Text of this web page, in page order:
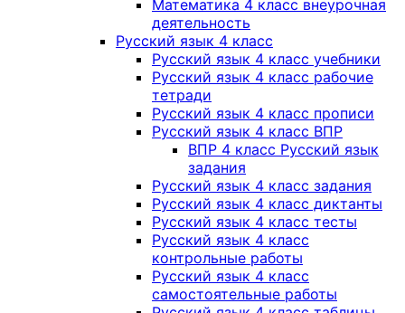
Математика 4 класс внеурочная
деятельность
Русский язык 4 класс
Русский язык 4 класс учебники
Русский язык 4 класс рабочие
тетради
Русский язык 4 класс прописи
Русский язык 4 класс ВПР
ВПР 4 класс Русский язык
задания
Русский язык 4 класс задания
Русский язык 4 класс диктанты
Русский язык 4 класс тесты
Русский язык 4 класс
контрольные работы
Русский язык 4 класс
самостоятельные работы